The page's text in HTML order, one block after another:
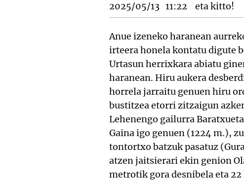
2025/05/13 11:22 eta kitto!
Anue izeneko haranean
irteera honela kontatu digute
Urtasun herrixkara abiatu
haranean. Hiru aukera
horrela jarraitu genuen hiru
bustitzea etorri zitzaigun
Lehenengo gailurra
Gaina igo genuen (1224 m.),
tontortxo batzuk pasatuz
atzen jaitsierari ekin genion
metrotik gora desnibela eta